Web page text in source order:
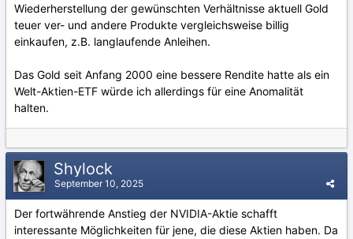
Wiederherstellung der gewünschten Verhältnisse aktuell Gold
teuer ver- und andere Produkte vergleichsweise billig
einkaufen, z.B. langlaufende Anleihen.
Das Gold seit Anfang 2000 eine bessere Rendite hatte als ein
Welt-Aktien-ETF würde ich allerdings für eine Anomalität
halten.
Shylock
September 10, 2025
Der fortwährende Anstieg der NVIDIA-Aktie schafft
interessante Möglichkeiten für jene, die diese Aktien haben. Da